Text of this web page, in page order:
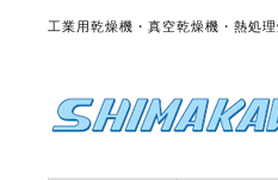
工業用乾燥機・真空乾燥機・熱処